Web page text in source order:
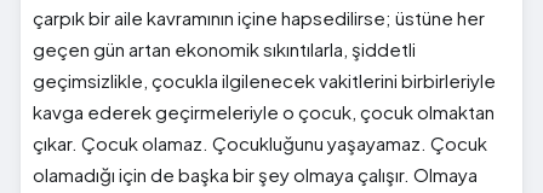
çarpık bir aile kavramının içine hapsedilirse; üstüne her
geçen gün artan ekonomik sıkıntılarla, şiddetli
geçimsizlikle, çocukla ilgilenecek vakitlerini birbirleriyle
kavga ederek geçirmeleriyle o çocuk, çocuk olmaktan
çıkar. Çocuk olamaz. Çocukluğunu yaşayamaz. Çocuk
olamadığı için de başka bir şey olmaya çalışır. Olmaya